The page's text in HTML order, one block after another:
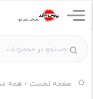
صفحه نخست همه